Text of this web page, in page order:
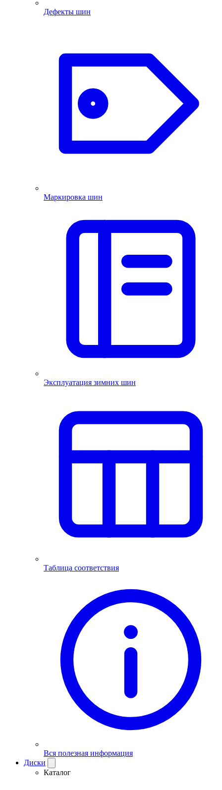
Дефекты шин
Маркировка шин
Эксплуатация зимних шин
Таблица соответствия
Вся полезная информация
Диски
Каталог